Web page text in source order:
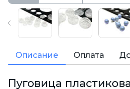
Описание Оплата
Пуговица